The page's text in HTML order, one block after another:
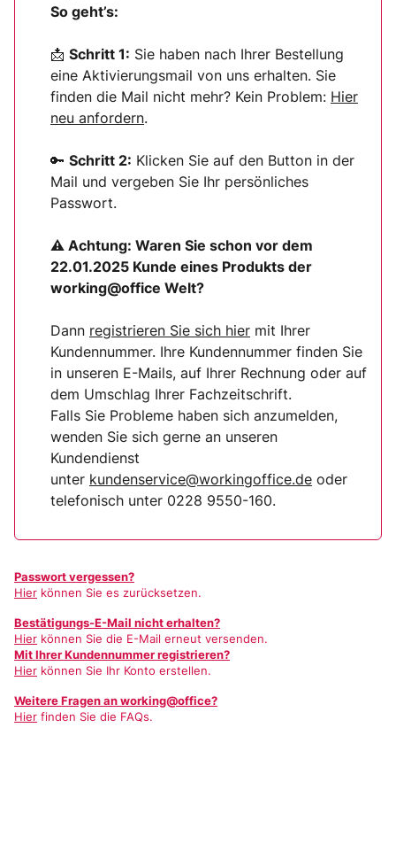
So geht’s:
📩 Schritt 1: Sie haben nach Ihrer Bestellung
eine Aktivierungsmail von uns erhalten. Sie
finden die Mail nicht mehr? Kein Problem: Hier
neu anfordern.
🔑 Schritt 2: Klicken Sie auf den Button in der
Mail und vergeben Sie Ihr persönliches
Passwort.
⚠ Achtung: Waren Sie schon vor dem
22.01.2025 Kunde eines Produkts der
working@office Welt?
Dann registrieren Sie sich hier mit Ihrer
Kundennummer. Ihre Kundennummer finden Sie
in unseren E-Mails, auf Ihrer Rechnung oder auf
dem Umschlag Ihrer Fachzeitschrift.
Falls Sie Probleme haben sich anzumelden,
wenden Sie sich gerne an unseren
Kundendienst
unter kundenservice@workingoffice.de oder
telefonisch unter 0228 9550-160.
Passwort vergessen?
Hier können Sie es zurücksetzen.
Bestätigungs-E-Mail nicht erhalten?
Hier können Sie die E-Mail erneut versenden.
Mit Ihrer Kundennummer registrieren?
Hier können Sie Ihr Konto erstellen.
Weitere Fragen an working@office?
Hier finden Sie die FAQs.